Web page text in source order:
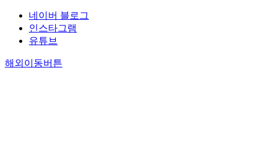
네이버 블로그
인스타그램
유튜브
해외이동버튼